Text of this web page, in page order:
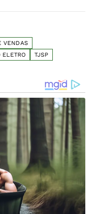
VENDAS
ELETRO TJSP